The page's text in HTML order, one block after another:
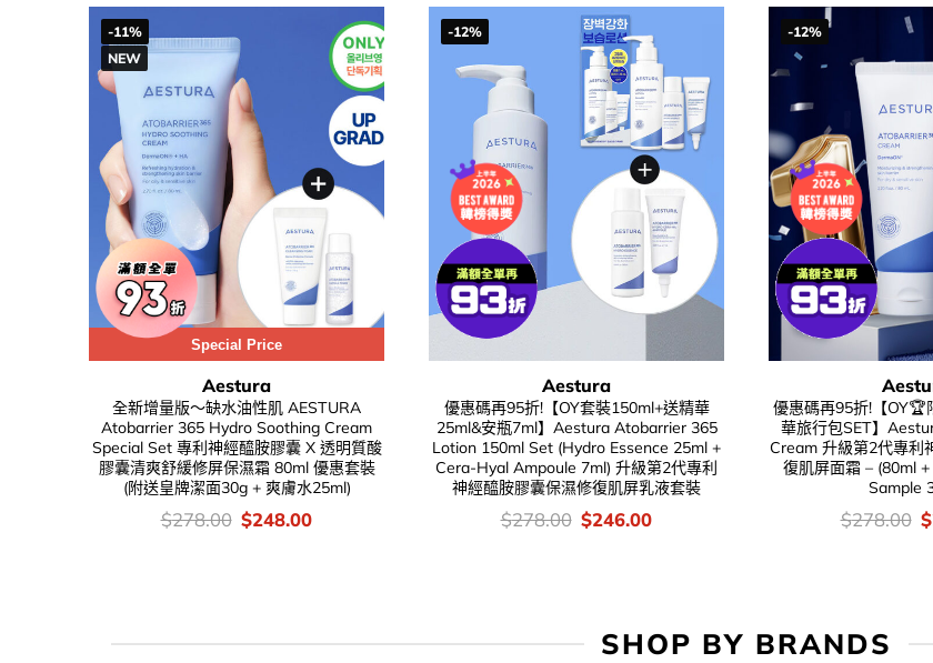
-11%
NEW
Special Price
Aestura
全新增量版～缺水油性肌 AESTURA
Atobarrier 365 Hydro Soothing Cream
Special Set 專利神經醯胺膠囊 X 透明質酸
膠囊清爽舒緩修屏保濕霜 80ml 優惠套裝
(附送皇牌潔面30g + 爽膚水25ml)
價
錢：
$278.00 Original
price
$248.00Current
-12%
Aestura
優惠碼再95折!【OY套裝150ml+送精華
25ml&安瓶7ml】Aestura Atobarrier 365
Lotion 150ml Set (Hydro Essence 25ml +
Cera-Hyal Ampoule 7ml) 升級第2代專利
神經醯胺膠囊保濕修復肌屏乳液套裝
價
錢：
$278.00 Original
price
$246.00Current
-12%
優惠碼再95折!【OY🏆
華旅行包SET】
Cream 升級第2代專利
復肌屏面霜 – (80ml
Sample
價
錢：
$278.00 $
SHOP BY BRANDS